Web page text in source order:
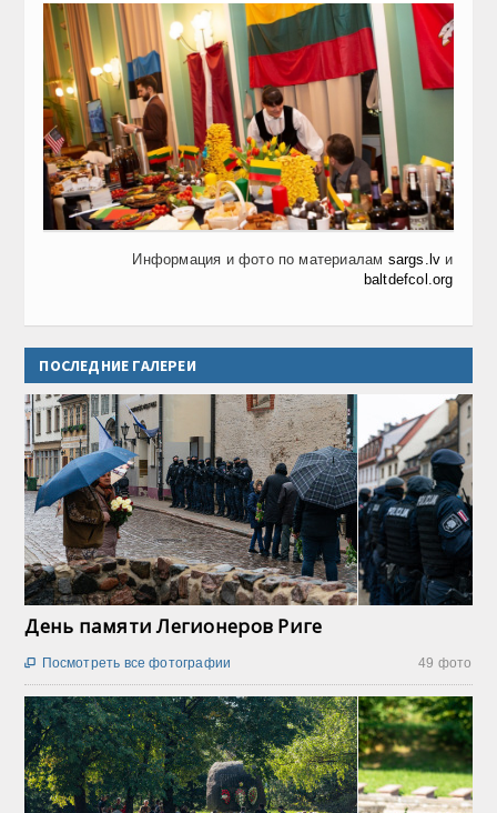
Информация и фото по материалам sargs.lv и
baltdefcol.org
ПОСЛЕДНИЕ ГАЛЕРЕИ
День памяти Легионеров Риге
49 фото
 Посмотреть все фотографии